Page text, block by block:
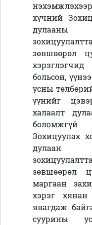
хүчний
дулааны
зөвшөөрөл
больсон,
усны
үүнийг
халаалт
Зохицуулах
дулаан
зөвшөөрөл
маргаан
хэрэг
явагдаж
суурины